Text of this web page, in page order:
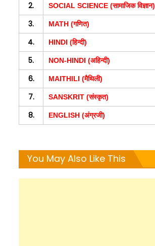
2. SOCIAL SCIENCE (सामाजिक विज्ञान)
3. MATH (गणित)
4. HINDI (हिन्दी)
5. NON-HINDI (अहिन्दी)
6. MAITHILI (मैथिली)
7. SANSKRIT (संस्कृत)
8. ENGLISH (अंग्रजी)
You May Also Like This